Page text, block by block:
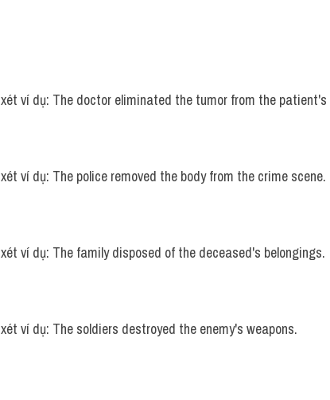
xét ví dụ: The doctor eliminated the tumor from the patient's
xét ví dụ: The police removed the body from the crime scene.
xét ví dụ: The family disposed of the deceased's belongings.
xét ví dụ: The soldiers destroyed the enemy's weapons.